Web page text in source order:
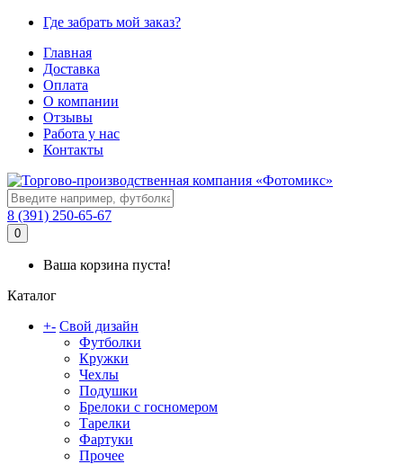
Где забрать мой заказ?
Главная
Доставка
Оплата
О компании
Отзывы
Работа у нас
Контакты
8 (391) 250-65-67
0
Ваша корзина пуста!
Каталог
+- Свой дизайн
Футболки
Кружки
Чехлы
Подушки
Брелоки с госномером
Тарелки
Фартуки
Прочее